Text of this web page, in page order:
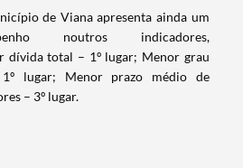
de Viana apresenta ainda um
noutros indicadores,
dívida total – 1º lugar; Menor grau
lugar; Menor prazo médio de
– 3º lugar.